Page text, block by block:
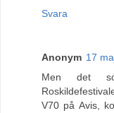
Svara
Anonym 17
Men det
V70 på Avis,